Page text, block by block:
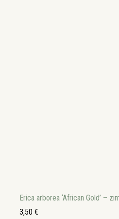
Erica arborea ‘African Gold’ –
3,50 €